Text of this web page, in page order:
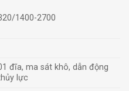
1400-2700
đĩa, ma sát khô, dẫn động
lực